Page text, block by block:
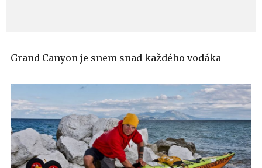
Grand Canyon je snem snad každého vodáka